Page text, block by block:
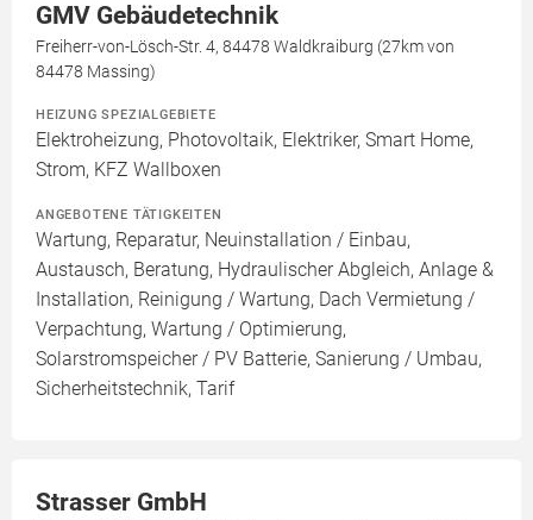
GMV Gebäudetechnik
Freiherr-von-Lösch-Str. 4, 84478 Waldkraiburg (27km von
84478 Massing)
HEIZUNG SPEZIALGEBIETE
Elektroheizung, Photovoltaik, Elektriker, Smart Home,
Strom, KFZ Wallboxen
ANGEBOTENE TÄTIGKEITEN
Wartung, Reparatur, Neuinstallation / Einbau,
Austausch, Beratung, Hydraulischer Abgleich, Anlage &
Installation, Reinigung / Wartung, Dach Vermietung /
Verpachtung, Wartung / Optimierung,
Solarstromspeicher / PV Batterie, Sanierung / Umbau,
Sicherheitstechnik, Tarif
Strasser GmbH